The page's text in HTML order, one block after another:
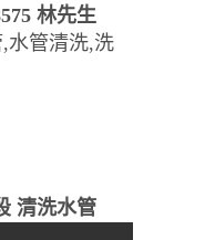
林先生
清洗水管